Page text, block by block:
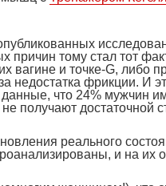
причин тому стал тот
вагине и точке-G, либо
недостатка фрикции. И
что 24% мужчин
получают
реального
и на